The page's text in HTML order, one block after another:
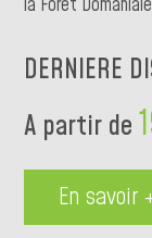
la Forêt
DERNIERE
A partir de
En savoir